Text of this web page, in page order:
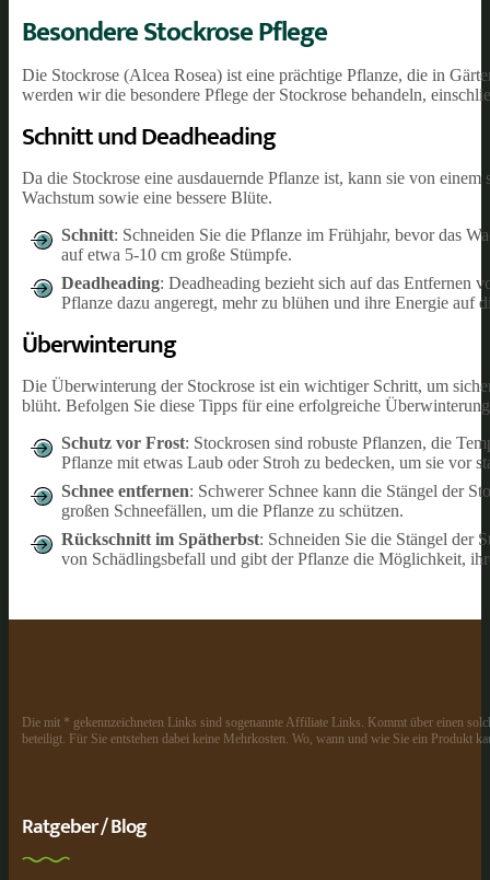
Besondere Stockrose Pflege
Die Stockrose (Alcea Rosea) ist eine prächtige Pflanze, die in
werden wir die besondere Pflege der Stockrose behandeln,
Schnitt und Deadheading
Da die Stockrose eine ausdauernde Pflanze ist, kann sie von
Wachstum sowie eine bessere Blüte.
Schnitt: Schneiden Sie die Pflanze im Frühjahr, bevor das
auf etwa 5-10 cm große Stümpfe.
Deadheading: Deadheading bezieht sich auf das Entfernen
Pflanze dazu angeregt, mehr zu blühen und ihre Energie auf
Überwinterung
Die Überwinterung der Stockrose ist ein wichtiger Schritt, um
blüht. Befolgen Sie diese Tipps für eine erfolgreiche
Schutz vor Frost: Stockrosen sind robuste Pflanzen, die
Pflanze mit etwas Laub oder Stroh zu bedecken, um sie vor
Schnee entfernen: Schwerer Schnee kann die Stängel der
großen Schneefällen, um die Pflanze zu schützen.
Rückschnitt im Spätherbst: Schneiden Sie die Stängel der
von Schädlingsbefall und gibt der Pflanze die Möglichkeit,
Die mit * gekennzeichneten Links sind sogenannte Affiliate Links. Kommt über einen
beteiligt. Für Sie entstehen dabei keine Mehrkosten. Wo, wann und wie Sie ein Produkt
Ratgeber / Blog